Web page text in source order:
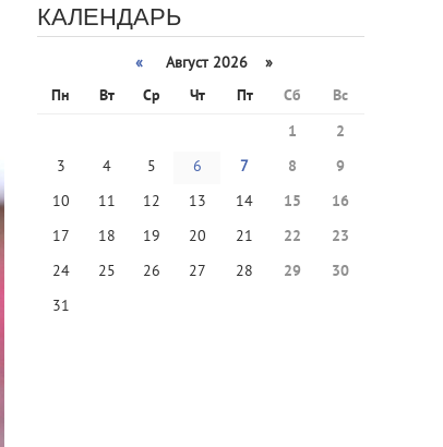
КАЛЕНДАРЬ
«
Август 2026 »
Пн
Вт Ср Чт Пт Сб
Вс
1
2
3
4 5 6 7 8
9
10
11 12 13 14 15
16
17
18 19 20 21 22
23
24
25 26 27 28 29
30
31